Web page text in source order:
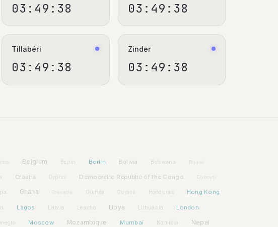
03:49:39 03:49:39
Tillabéri
03:49:39
Zinder
03:49:39
Belgium Benin Berlin Bolivia Botswana Brunei
Croatia Cyprus Democratic Republic of the Congo Djibouti
Ghana Grenada Guinea Guyana Honduras Hong Kong
Lagos Latvia Lesotho Libya Lithuania London
Moscow Mozambique Mumbai Namibia Nepal